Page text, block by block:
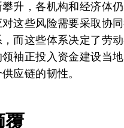
升，各机构和经济体
这些风险需要采取协
而这些体系决定了劳
袖正投入资金建设当
应链的韧性。
覆